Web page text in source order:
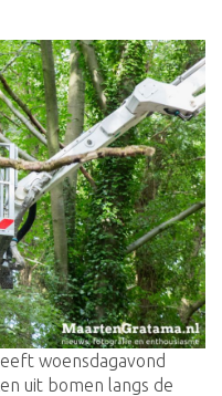
woensdagavond
uit bomen langs de